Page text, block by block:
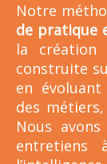
Notre
de pratique
la création
construite
en
des
Nous
entretiens